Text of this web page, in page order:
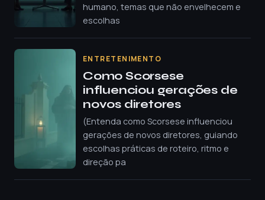
humano, temas que não envelhecem e
escolhas
ENTRETENIMENTO
Como Scorsese
influenciou gerações de
novos diretores
(Entenda como Scorsese influenciou
gerações de novos diretores, guiando
escolhas práticas de roteiro, ritmo e
direção pa